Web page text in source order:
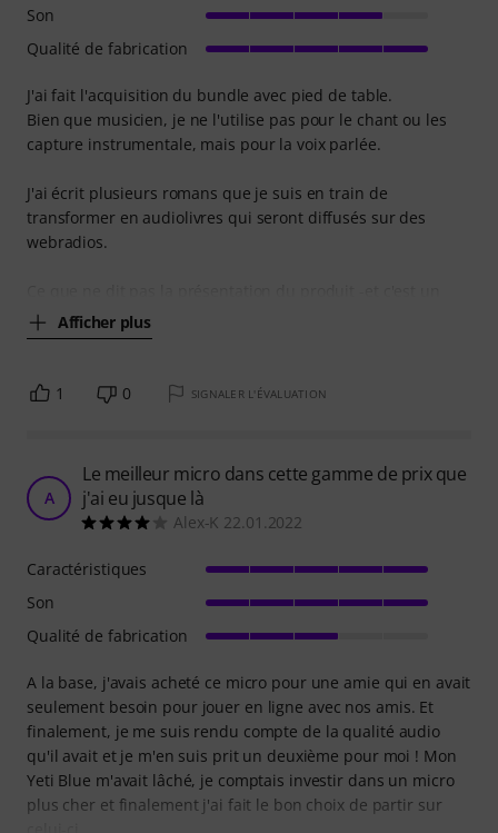
J'ai fait l'acquisition du bundle avec pied de table.
Bien que musicien, je ne l'utilise pas pour le chant ou les
capture instrumentale, mais pour la voix parlée.
J'ai écrit plusieurs romans que je suis en train de
transformer en audiolivres qui seront diffusés sur des
webradios.
Afficher plus
Son
Qualité de fabrication
1 0 SIGNALER L'ÉVALUATION
A
Le meilleur micro dans cette gamme de prix que
j'ai eu jusque là
Alex-K 22.01.2022
A la base, j'avais acheté ce micro pour une amie qui en avait
seulement besoin pour jouer en ligne avec nos amis. Et
finalement, je me suis rendu compte de la qualité audio
qu'il avait et je m'en suis prit un deuxième pour moi ! Mon
Yeti Blue m'avait lâché, je comptais investir dans un micro
plus cher et finalement j'ai fait le bon choix de partir sur
Caractéristiques
Son
Qualité de fabrication